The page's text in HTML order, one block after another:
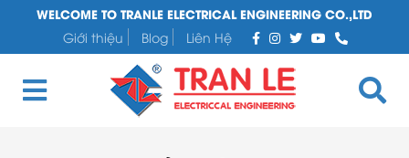
WELCOME TO TRANLE ELECTRICAL ENGINEERING CO.,LTD
Giới thiệu
Blog Liên Hệ